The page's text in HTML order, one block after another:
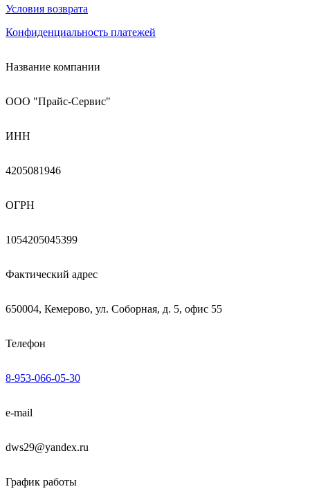
Условия возврата
Конфиденциальность платежей
Название компании
ООО "Прайс-Сервис"
ИНН
4205081946
ОГРН
1054205045399
Фактический адрес
650004, Кемерово, ул. Соборная, д. 5, офис 55
Телефон
8-953-066-05-30
e-mail
dws29@yandex.ru
График работы